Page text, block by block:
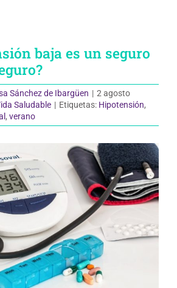
baja es un seguro
Sánchez de Ibargüen | 2 agosto
Saludable | Etiquetas: Hipotensión,
, verano